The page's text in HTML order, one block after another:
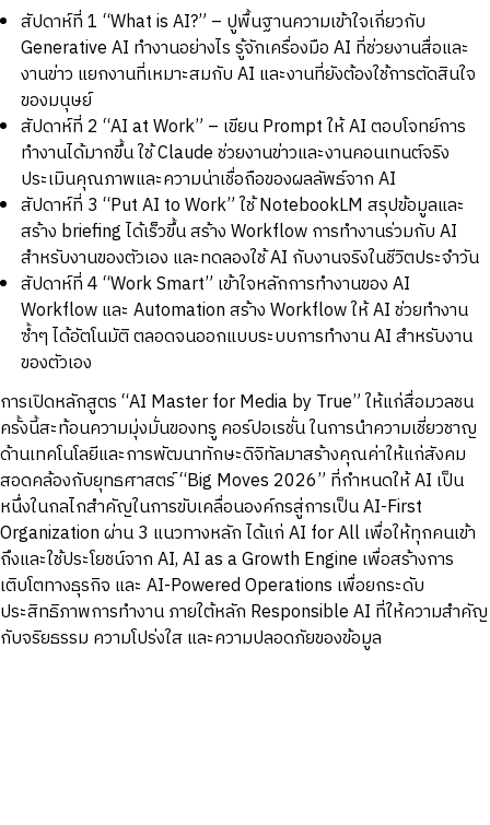
สัปดาห์ที่ 1 “What is AI?” – ปูพื้นฐานความเข้าใจเกี่ยวกับ
Generative AI ทำงานอย่างไร รู้จักเครื่องมือ AI ที่ช่วยงานสื่อและ
งานข่าว แยกงานที่เหมาะสมกับ AI และงานที่ยังต้องใช้การตัดสินใจ
ของมนุษย์
สัปดาห์ที่ 2 “AI at Work” – เขียน Prompt ให้ AI ตอบโจทย์การ
ทำงานได้มากขึ้น ใช้ Claude ช่วยงานข่าวและงานคอนเทนต์จริง
ประเมินคุณภาพและความน่าเชื่อถือของผลลัพธ์จาก AI
สัปดาห์ที่ 3 “Put AI to Work” ใช้ NotebookLM สรุปข้อมูลและ
สร้าง briefing ได้เร็วขึ้น สร้าง Workflow การทำงานร่วมกับ AI
สำหรับงานของตัวเอง และทดลองใช้ AI กับงานจริงในชีวิตประจำวัน
สัปดาห์ที่ 4 “Work Smart” เข้าใจหลักการทำงานของ AI
Workflow และ Automation สร้าง Workflow ให้ AI ช่วยทำงาน
ซ้ำๆ ได้อัตโนมัติ ตลอดจนออกแบบระบบการทำงาน AI สำหรับงาน
ของตัวเอง
การเปิดหลักสูตร “AI Master for Media by True” ให้แก่สื่อมวลชน
ครั้งนี้สะท้อนความมุ่งมั่นของทรู คอร์ปอเรชั่น ในการนำความเชี่ยวชาญ
ด้านเทคโนโลยีและการพัฒนาทักษะดิจิทัลมาสร้างคุณค่าให้แก่สังคม
สอดคล้องกับยุทธศาสตร์ “Big Moves 2026” ที่กำหนดให้ AI เป็น
หนึ่งในกลไกสำคัญในการขับเคลื่อนองค์กรสู่การเป็น AI-First
Organization ผ่าน 3 แนวทางหลัก ได้แก่ AI for All เพื่อให้ทุกคนเข้า
ถึงและใช้ประโยชน์จาก AI, AI as a Growth Engine เพื่อสร้างการ
เติบโตทางธุรกิจ และ AI-Powered Operations เพื่อยกระดับ
ประสิทธิภาพการทำงาน ภายใต้หลัก Responsible AI ที่ให้ความสำคัญ
กับจริยธรรม ความโปร่งใส และความปลอดภัยของข้อมูล